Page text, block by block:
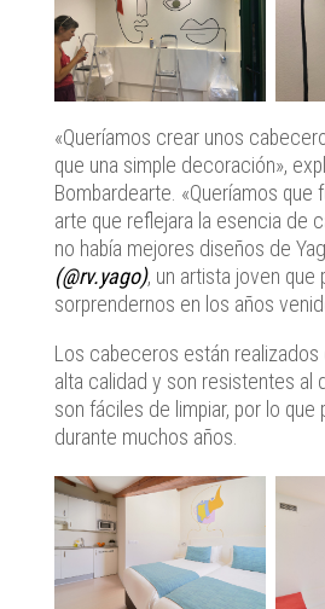
«Queríamos crear unos
que una simple decoración»,
Bombardearte. «Queríamos que
arte que reflejara la esencia de
no había mejores diseños de
(@rv.yago), un artista joven que
sorprendernos en los años
Los cabeceros están
alta calidad y son resistentes al
son fáciles de limpiar, por lo
durante muchos años.